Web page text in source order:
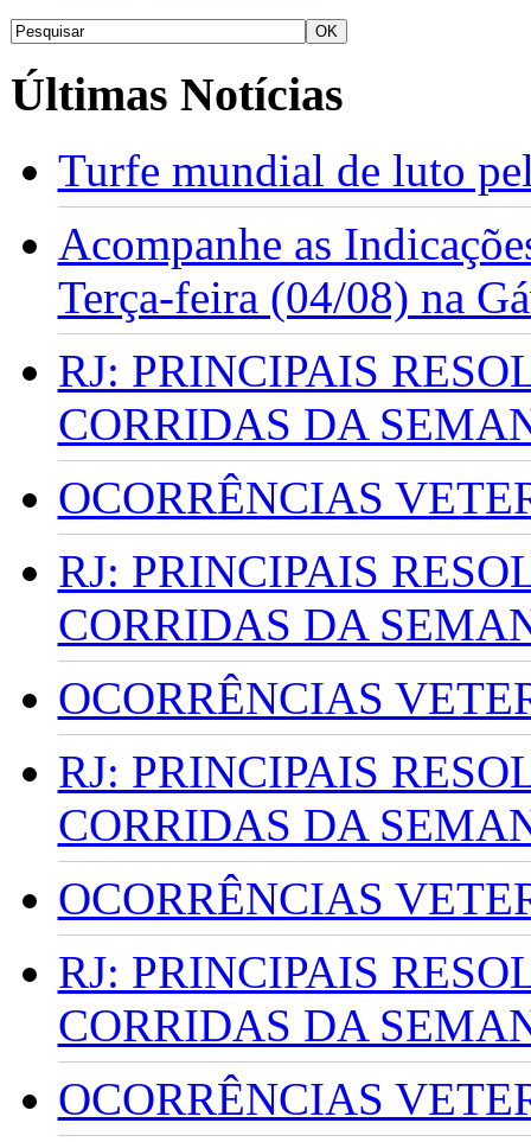
Últimas Notícias
Turfe mundial de luto
Acompanhe as
Terça-feira (04/08) na
RJ: PRINCIPAIS
CORRIDAS DA
OCORRÊNCIAS
RJ: PRINCIPAIS
CORRIDAS DA
OCORRÊNCIAS
RJ: PRINCIPAIS
CORRIDAS DA
OCORRÊNCIAS
RJ: PRINCIPAIS
CORRIDAS DA
OCORRÊNCIAS